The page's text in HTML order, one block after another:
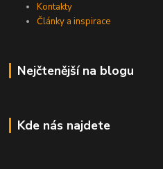
Kontakty
Články a inspirace
Nejčtenější na blogu
Kde nás najdete